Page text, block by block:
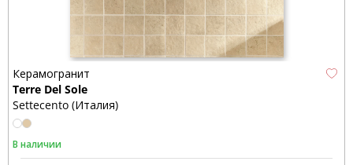
Керамогранит
Terre Del Sole
Settecento (Италия)
В наличии